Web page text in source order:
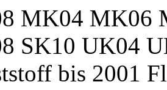
MK04 MK06
SK10 UK04
bis 2001